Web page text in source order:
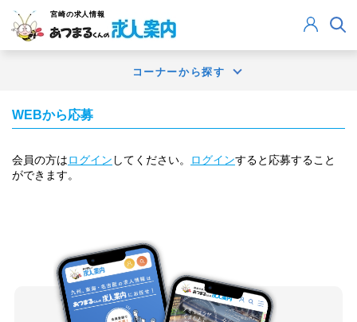
宮崎の求人情報
コーナーから探す
WEBから応募
会員の方はログイン してください。 ログインすると応募すること
ができます。